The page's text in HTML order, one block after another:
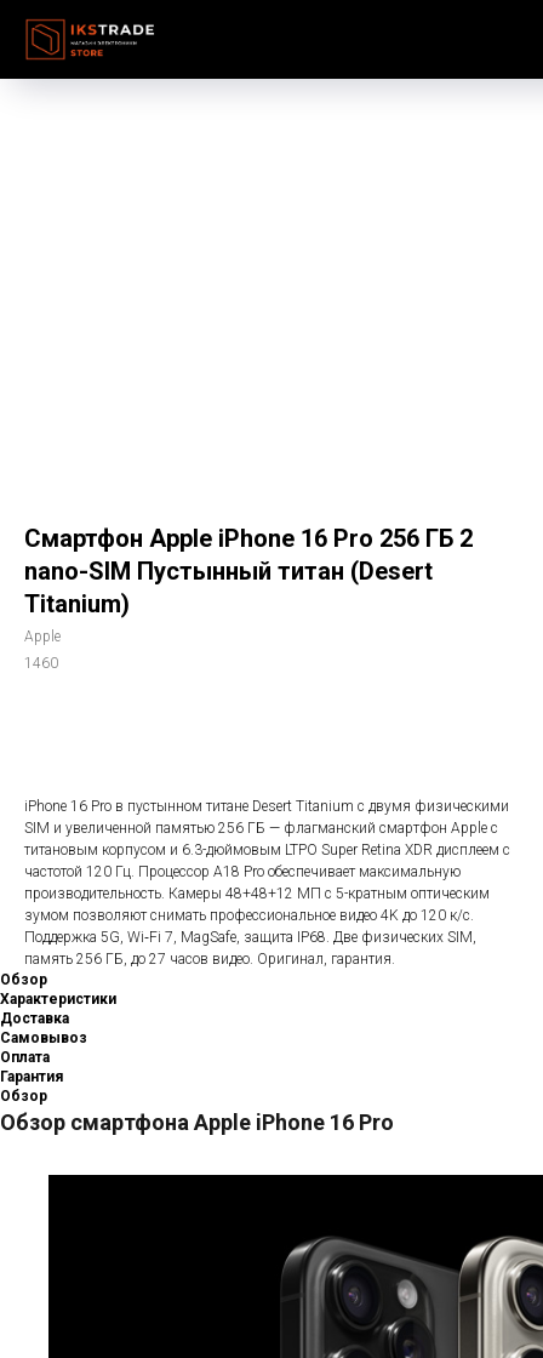
Смартфон Apple iPhone 16 Pro 256 ГБ 2
nano-SIM Пустынный титан (Desert
Titanium)
Apple
1460
iPhone 16 Pro в пустынном титане Desert Titanium с двумя физическими
SIM и увеличенной памятью 256 ГБ — флагманский смартфон Apple с
титановым корпусом и 6.3-дюймовым LTPO Super Retina XDR дисплеем с
частотой 120 Гц. Процессор A18 Pro обеспечивает максимальную
производительность. Камеры 48+48+12 МП с 5-кратным оптическим
зумом позволяют снимать профессиональное видео 4K до 120 к/с.
Поддержка 5G, Wi‑Fi 7, MagSafe, защита IP68. Две физических SIM,
память 256 ГБ, до 27 часов видео. Оригинал, гарантия.
Обзор
Характеристики
Доставка
Самовывоз
Оплата
Гарантия
Обзор
Обзор смартфона Apple iPhone 16 Pro